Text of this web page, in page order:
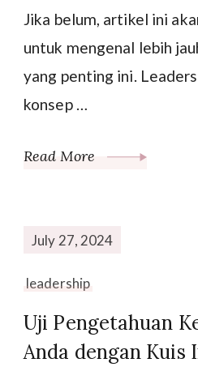
Jika belum, artikel ini
untuk mengenal lebih
yang penting ini.
konsep …
Read More
July 27, 2024
leadership
Uji Pengetahuan
Anda dengan Kuis